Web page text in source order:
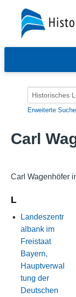
Erweiterte Suche
Carl
Carl Wagenhöfer
L
Landeszentr
albank im
Freistaat
Bayern,
Hauptverwal
tung der
Deutschen